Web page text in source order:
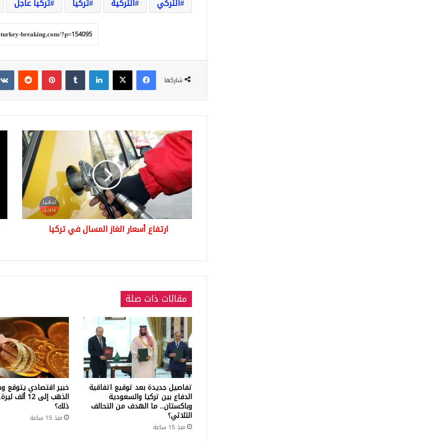
التركي
التركية تركيا تركيا عاجل
شاركها
فيسبوك‫X لينكدإن بينتيريست
ارتفاع
أسعار
الغاز
المسال
في
تركيا
ارتفاع أسعار الغاز المسال في تركيا
مقالات ذات صلة
تفاصيل جديدة بعد توقيع اتفاقية
الدفاع بين تركيا والسعودية
وباكستان.. ما الهدف من التحالف
الثلاثي؟
منذ 15 ساعة
خبير اقتصادي يتوقع
الذهب إلى
ذلك؟
منذ 15 ساعة